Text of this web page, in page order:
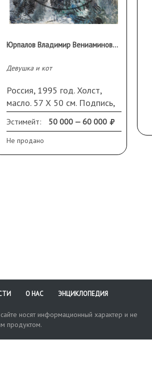
Юрпалов Владимир Вениаминович (1954 г.р.)
Девушка и кот
Россия, 1995 год. Холст,
масло. 57 Х 50 см. Подпись,
название и дата на обороте.
В раме
Эстимейт: 50 000 — 60 000
Не продано
О НАС ЭНЦИКЛОПЕДИЯ
носят информационный характер и не
продуктом.